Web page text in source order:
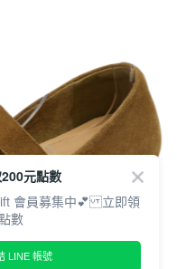
元點數
會員募集中💕 立即領
數
LINE 帳號